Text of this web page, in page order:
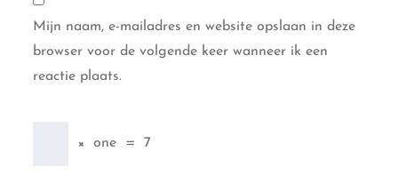
Mijn naam, e-mailadres en website opslaan in deze
browser voor de volgende keer wanneer ik een
reactie plaats.
× one = 7